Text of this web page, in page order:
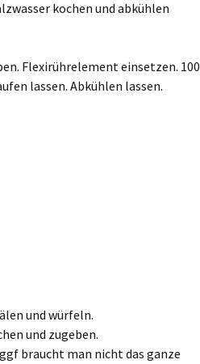
kochen und abkühlen
Flexirührelement einsetzen. 100
lassen. Abkühlen lassen.
und würfeln.
und zugeben.
braucht man nicht das ganze